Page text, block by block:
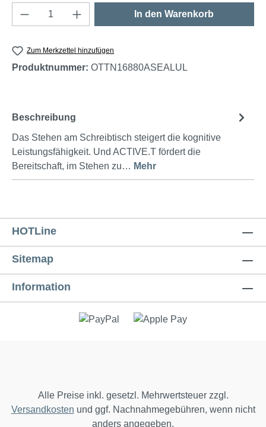
Produkt Anzahl: Gib den gewünschten
In den Warenkorb
Zum Merkzettel hinzufügen
Produktnummer: OTTN16880ASEALUL
Beschreibung
Das Stehen am Schreibtisch steigert die kognitive
Leistungsfähigkeit. Und ACTIVE.T fördert die
Bereitschaft, im Stehen zu… Mehr
HOTLine
Sitemap
Information
Alle Preise inkl. gesetzl. Mehrwertsteuer zzgl.
Versandkosten und ggf. Nachnahmegebühren, wenn nicht
anders angegeben.